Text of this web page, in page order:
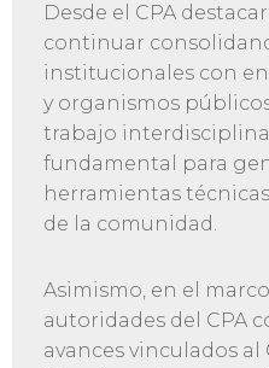
Desde el CPA
continuar
institucionales con
y organismos
trabajo
fundamental para
herramientas
de la comunidad.
Asimismo, en el
autoridades del CPA
avances vinculados al